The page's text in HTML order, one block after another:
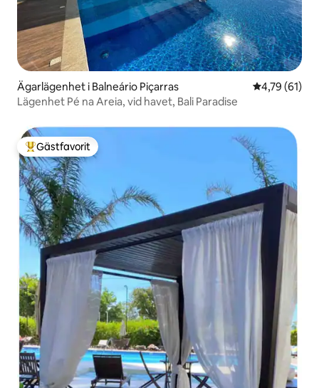
Ägarlägenhet i Balneário Piçarras 4,79 av 5 i
4,79 (61)
Lägenhet Pé na Areia, vid havet, Bali Paradise
Populär gästfavorit
Gästfavorit